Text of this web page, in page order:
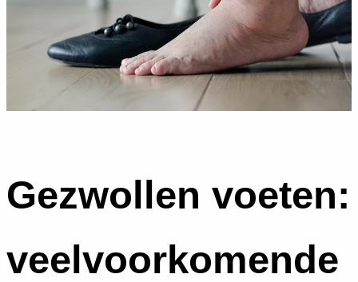
Gezwollen voeten:
veelvoorkomende